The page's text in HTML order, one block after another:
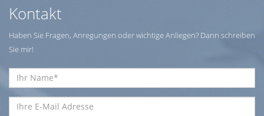
Kontakt
Haben Sie Fragen, Anregungen oder wichtige Anliegen? Dann schreiben
Sie mir!